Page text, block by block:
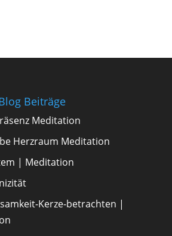
Beiträge
Meditation
Herzraum Meditation
| Meditation
Kerze-betrachten |